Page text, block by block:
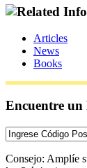
Articles
News
Books
Encuentre un
Consejo: Amplíe